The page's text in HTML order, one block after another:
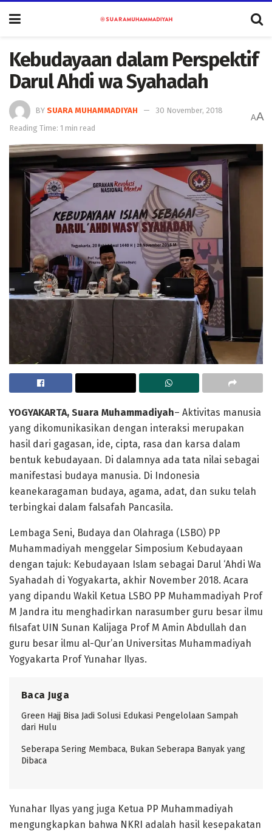
Kebudayaan dalam Perspektif
Darul Ahdi wa Syahadah
BY SUARA MUHAMMADIYAH
30 November, 2018
Reading Time: 1 min read
AA
YOGYAKARTA, Suara Muhammadiyah– Aktivitas manusia
yang dikomunikasikan dengan interaksi merupakan
hasil dari gagasan, ide, cipta, rasa dan karsa dalam
bentuk kebudayaan. Di dalamnya ada tata nilai sebagai
manifestasi budaya manusia. Di Indonesia
keanekaragaman budaya, agama, adat, dan suku telah
terbingkai dalam falsafah Pancasila.
Lembaga Seni, Budaya dan Olahraga (LSBO) PP
Muhammadiyah menggelar Simposium Kebudayaan
dengan tajuk: Kebudayaan Islam sebagai Darul ‘Ahdi Wa
Syahadah di Yogyakarta, akhir November 2018. Acara
yang dipandu Wakil Ketua LSBO PP Muhammadiyah Prof
M Jandra itu menghadirkan narasumber guru besar ilmu
filsafat UIN Sunan Kalijaga Prof M Amin Abdullah dan
guru besar ilmu al-Qur’an Universitas Muhammadiyah
Yogyakarta Prof Yunahar Ilyas.
Baca Juga
Green Hajj Bisa Jadi Solusi Edukasi Pengelolaan Sampah
dari Hulu
Seberapa Sering Membaca, Bukan Seberapa Banyak yang
Dibaca
Yunahar Ilyas yang juga Ketua PP Muhammadiyah
mengungkapkan bahwa NKRI adalah hasil kesepakatan